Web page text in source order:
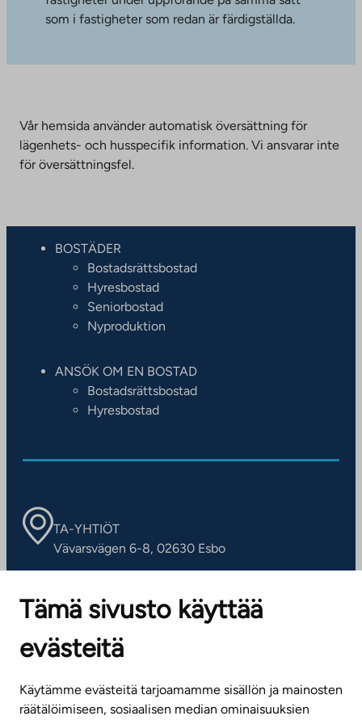
Tämä sivusto käyttää
evästeitä
Käytämme evästeitä tarjoamamme sisällön ja mainosten
räätälöimiseen, sosiaalisen median ominaisuuksien
som i fastigheter som redan är färdigställda.
Vår hemsida använder automatisk översättning för
lägenhets- och husspecifik information. Vi ansvarar inte
för översättningsfel.
BOSTÄDER
Bostadsrättsbostad
Hyresbostad
Seniorbostad
Nyproduktion
ANSÖK OM EN BOSTAD
Bostadsrättsbostad
Hyresbostad
TA-YHTIÖT
Vävarsvägen 6-8, 02630 Esbo
Kontaktinformation
KUNDSERVICE
(vardagar kl. 8–16)